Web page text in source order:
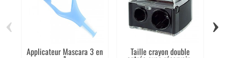
Applicateur Mascara 3 en Taille crayon double
‹ ›